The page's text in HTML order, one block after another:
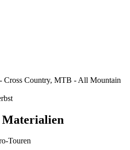
Country, MTB - All Mountain
Materialien
Touren